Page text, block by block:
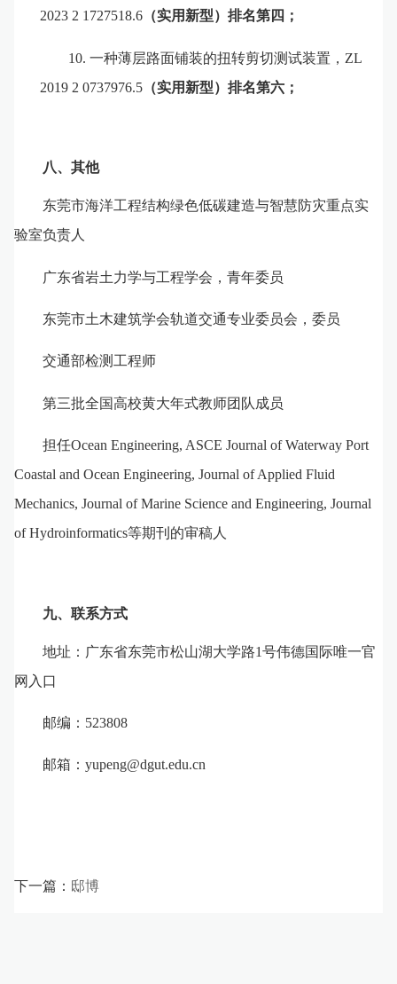
2023 2 1727518.6 （实用新型） 排名第四；
10.一种薄层路面铺装的扭转剪切测试装置，ZL
2019 2 0737976.5 （实用新型） 排名第六；
八、其他
东莞市海洋工程结构绿色低碳建造与智慧防灾重点实
验室负责人
广东省岩土力学与工程学会，青年委员
东莞市土木建筑学会轨道交通专业委员会，委员
交通部检测工程师
第三批全国高校黄大年式教师团队成员
担任Ocean Engineering, ASCE Journal of Waterway Port
Coastal and Ocean Engineering, Journal of Applied Fluid
Mechanics, Journal of Marine Science and Engineering, Journal
of Hydroinformatics等期刊的审稿人
九、联系方式
地址：广东省东莞市松山湖大学路1号伟德国际唯一官
网入口
邮编： 523808
邮箱：yupeng@dgut.edu.cn
下一篇： 邸博